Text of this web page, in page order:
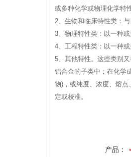
或多种化学或物理化学特
2、生物和临床特性类：
3、物理特性类：以一种
4、工程特性类：以一种
5、其他特性。这些类别
铝合金的子类中；在化学
物)，或纯度、浓度、熔
定或校准。
产品：